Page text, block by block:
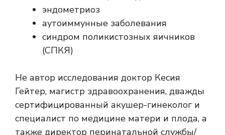
эндометриоз
аутоиммунные заболевания
синдром поликистозных яичников
(СПКЯ)
Не автор исследования доктор Кесия
Гейтер, магистр здравоохранения, дважды
сертифицированный акушер-гинеколог и
специалист по медицине матери и плода, а
также директор перинатальной службы/